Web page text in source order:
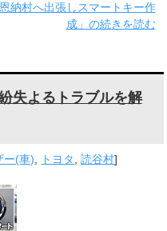
納村へ出張しスマートキー作
成」の続きを読む
失よるトラブルを解
ー(車) トヨタ ,読谷村]